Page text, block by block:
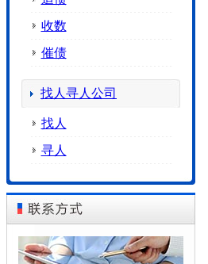
收数
催债
找人寻人公司
找人
寻人